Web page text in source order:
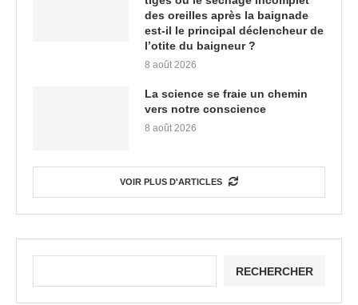
des oreilles après la baignade
est-il le principal déclencheur de
l’otite du baigneur ?
8 août 2026
La science se fraie un chemin
vers notre conscience
8 août 2026
VOIR PLUS D'ARTICLES
RECHERCHER